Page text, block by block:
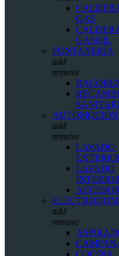
GAS
GASOIL
FONTANERÍA
add
remove
AUTOMOCIÓN
add
remove
LAVADO
LAVADO
INTERIOR
add
remove